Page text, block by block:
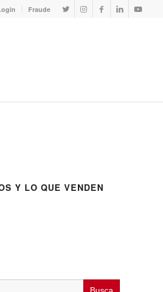
Fraude
Y LO QUE VENDEN